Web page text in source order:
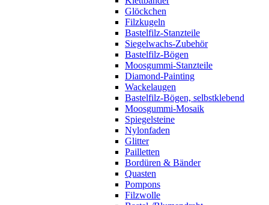
Glöckchen
Filzkugeln
Bastelfilz-Stanzteile
Siegelwachs-Zubehör
Bastelfilz-Bögen
Moosgummi-Stanzteile
Diamond-Painting
Wackelaugen
Bastelfilz-Bögen, selbstklebend
Moosgummi-Mosaik
Spiegelsteine
Nylonfaden
Glitter
Pailletten
Bordüren & Bänder
Quasten
Pompons
Filzwolle